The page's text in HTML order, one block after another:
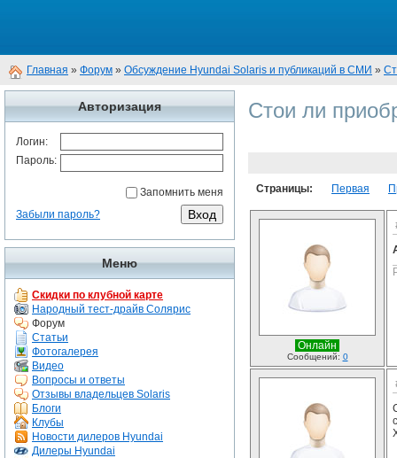
Главная » Форум » Обсуждение Hyundai Solaris и публикаций в СМИ »
Авторизация
Логин:
Пароль:
Запомнить меня
Забыли пароль?
Меню
Скидки по клубной карте
Народный тест-драйв Солярис
Форум
Статьи
Фотогалерея
Видео
Вопросы и ответы
Отзывы владельцев Solaris
Блоги
Клубы
Новости дилеров Hyundai
Дилеры Hyundai
Стои ли
Страницы: Первая
Онлайн
Сообщений: 0